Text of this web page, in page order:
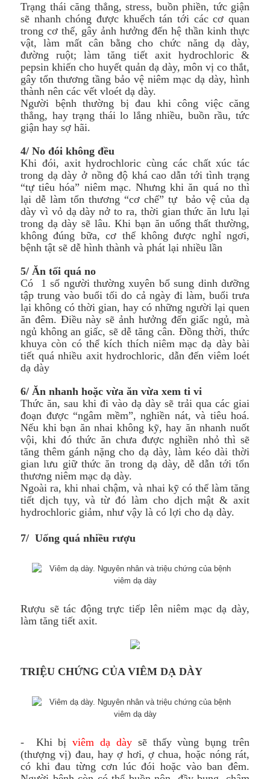
Trạng thái căng thẳng, stress, buồn phiền, tức giận
sẽ nhanh chóng được khuếch tán tới các cơ quan
trong cơ thể, gây ảnh hưởng đến hệ thần kinh thực
vật, làm mất cân bằng cho chức năng dạ dày,
đường ruột; làm tăng tiết axit hydrochloric &
pepsin khiến cho huyết quản dạ dày, môn vị co thắt,
gây tổn thương tầng bảo vệ niêm mạc dạ dày, hình
thành nên các vết vloét dạ dày.
Người bệnh thường bị đau khi công việc căng
thẳng, hay trạng thái lo lắng nhiều, buồn rầu, tức
giận hay sợ hãi.
4/ No đói không đều
Khi đói, axit hydrochloric cùng các chất xúc tác
trong dạ dày ở nồng độ khá cao dẫn tới tình trạng
“tự tiêu hóa” niêm mạc. Nhưng khi ăn quá no thì
lại dễ làm tổn thương “cơ chế” tự bảo vệ của dạ
dày vì vỏ dạ dày nở to ra, thời gian thức ăn lưu lại
trong dạ dày sẽ lâu. Khi bạn ăn uống thất thường,
không đúng bữa, cơ thể không được nghỉ ngơi,
bệnh tật sẽ dễ hình thành và phát lại nhiều lần
5/ Ăn tối quá no
Có 1 số người thường xuyên bổ sung dinh dưỡng
tập trung vào buổi tối do cả ngày đi làm, buổi trưa
lại không có thời gian, hay có những người lại quen
ăn đêm. Điều này sẽ ảnh hưởng đến giấc ngủ, mà
ngủ không an giấc, sẽ dễ tăng cân. Đồng thời, thức
khuya còn có thể kích thích niêm mạc dạ dày bài
tiết quá nhiều axit hydrochloric, dẫn đến viêm loét
dạ dày
6/ Ăn nhanh hoặc vừa ăn vừa xem ti vi
Thức ăn, sau khi đi vào dạ dày sẽ trải qua các giai
đoạn được “ngâm mềm”, nghiền nát, và tiêu hoá.
Nếu khi bạn ăn nhai không kỹ, hay ăn nhanh nuốt
vội, khi đó thức ăn chưa được nghiền nhỏ thì sẽ
tăng thêm gánh nặng cho dạ dày, làm kéo dài thời
gian lưu giữ thức ăn trong dạ dày, dễ dẫn tới tổn
thương niêm mạc dạ dày.
Ngoài ra, khi nhai chậm, và nhai kỹ có thể làm tăng
tiết dịch tụy, và từ đó làm cho dịch mật & axit
hydrochloric giảm, như vậy là có lợi cho dạ dày.
7/ Uống quá nhiều rượu
Rượu sẽ tác động trực tiếp lên niêm mạc dạ dày,
làm tăng tiết axit.
TRIỆU CHỨNG CỦA VIÊM DẠ DÀY
- Khi bịviêm dạ dàysẽ thấy vùng bụng trên
(thượng vị) đau, hay ợ hơi, ợ chua, hoặc nóng rát,
có khi đau từng cơn lúc đói hoặc vào ban đêm.